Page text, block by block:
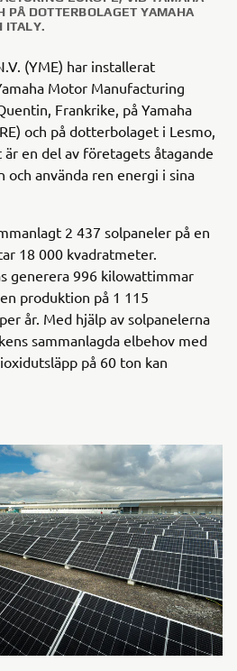
PÅ DOTTERBOLAGET YAMAHA
ITALY.
(YME) har installerat
Motor Manufacturing
Frankrike, på Yamaha
och på dotterbolaget i Lesmo,
en del av företagets åtagande
och använda ren energi i sina
2 437 solpaneler på en
18 000 kvadratmeter.
generera 996 kilowattimmar
produktion på 1 115
år. Med hjälp av solpanelerna
sammanlagda elbehov med
på 60 ton kan